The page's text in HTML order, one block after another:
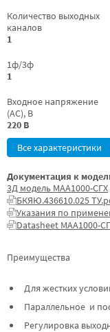
Количество выходных
каналов
1
1ф/3ф
1
Входное напряжение
(AC), В
220 В
Все характеристики
Преимущества
Для жестких
Параллельное и
Регулировка
Документация к
3Д модель МАА1000-СГХ
БКЯЮ.436610.025
Указания по
Datasheet МАА1000-